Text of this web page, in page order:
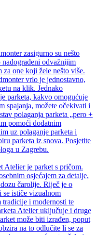
zasigurno su nešto
nadograđeni odvažnijim
one koji žele nešto više.
vrlo je jednostavno,
na klik. Jednako
parketa, kakvo omogućuje
spajanja, možete očekivati i
polaganja parketa „pero +
pomoći dodatnim
uz polaganje parketa i
parketa iz snova. Posjetite
u Zagrebu.
Atelier je parket s pričom.
osjećajem za detalje,
čarolije. Riječ je o
se ističe vizualnom
tradicije i modernosti te
Atelier uključuje i druge
može biti izrađen, poput
na to odlučite li se za